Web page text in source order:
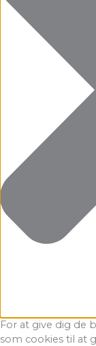
For at give dig de
som cookies til at